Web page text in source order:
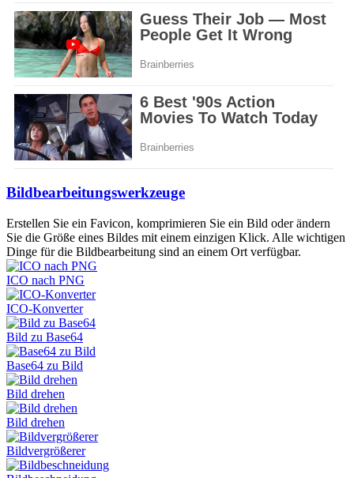
Bildbearbeitungswerkzeuge
Erstellen Sie ein Favicon, komprimieren Sie ein Bild oder ändern
Sie die Größe eines Bildes mit einem einzigen Klick. Alle wichtigen
Dinge für die Bildbearbeitung sind an einem Ort verfügbar.
ICO nach PNG
ICO-Konverter
Bild zu Base64
Base64 zu Bild
Bild drehen
Bild drehen
Bildvergrößerer